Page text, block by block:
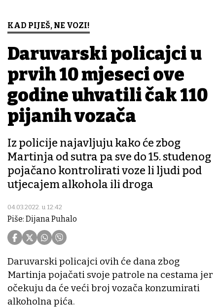
KAD PIJEŠ, NE VOZI!
Daruvarski policajci u
prvih 10 mjeseci ove
godine uhvatili čak 110
pijanih vozača
Iz policije najavljuju kako će zbog
Martinja od sutra pa sve do 15. studenog
pojačano kontrolirati voze li ljudi pod
utjecajem alkohola ili droga
04.03.2022. u 12:42
Piše: Dijana Puhalo
Daruvarski policajci ovih će dana zbog
Martinja pojačati svoje patrole na cestama jer
očekuju da će veći broj vozača konzumirati
alkoholna pića.